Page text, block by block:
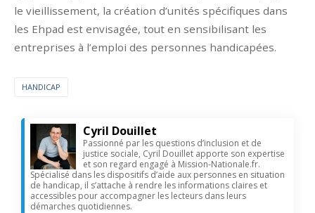
le vieillissement, la création d’unités spécifiques dans
les Ehpad est envisagée, tout en sensibilisant les
entreprises à l’emploi des personnes handicapées.
HANDICAP
Cyril Douillet
Passionné par les questions d’inclusion et de
justice sociale, Cyril Douillet apporte son expertise
et son regard engagé à Mission-Nationale.fr.
Spécialisé dans les dispositifs d’aide aux personnes en situation
de handicap, il s’attache à rendre les informations claires et
accessibles pour accompagner les lecteurs dans leurs
démarches quotidiennes.